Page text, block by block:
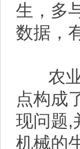
生，多
数据，
农业
点构成
现问题,
机械的